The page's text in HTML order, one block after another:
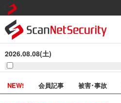
2026.08.08(土)
NEW! 会員記事 被害･事故